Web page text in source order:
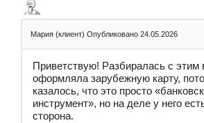
Мария (клиент) Опубликовано 24.05.2026
Приветствую! Разбиралась с этим
оформляла зарубежную карту,
казалось, что это просто
инструмент», но на деле у него
сторона.